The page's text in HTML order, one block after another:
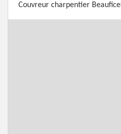
Couvreur charpentier Beauficel